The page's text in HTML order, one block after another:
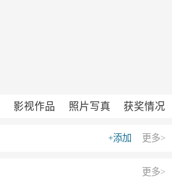
影视作品 照片写真 获奖情况
更多>
+添加
更多>